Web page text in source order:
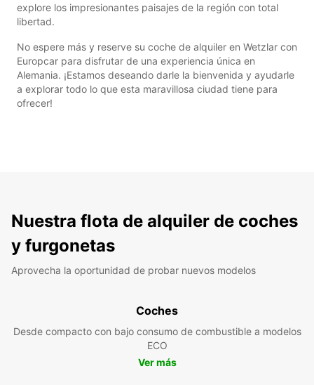
explore los impresionantes paisajes de la región con total
libertad.
No espere más y reserve su coche de alquiler en Wetzlar con
Europcar para disfrutar de una experiencia única en
Alemania. ¡Estamos deseando darle la bienvenida y ayudarle
a explorar todo lo que esta maravillosa ciudad tiene para
ofrecer!
Nuestra flota de alquiler de coches
y furgonetas
Aprovecha la oportunidad de probar nuevos modelos
Coches
Desde compacto con bajo consumo de combustible a modelos
ECO
Ver más